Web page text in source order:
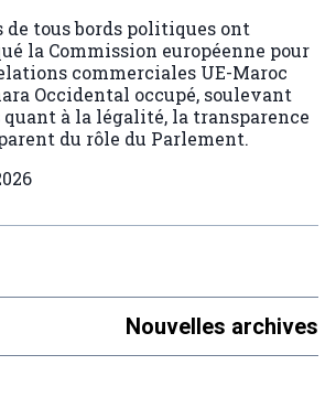
de tous bords politiques ont
la Commission européenne pour
commerciales UE-Maroc
Occidental occupé, soulevant
à la légalité, la transparence
du rôle du Parlement.
Nouvelles archives